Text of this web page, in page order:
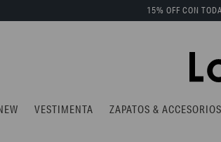
VESTIMENTA ZAPATOS & ACCESORIOS
15% OFF CON